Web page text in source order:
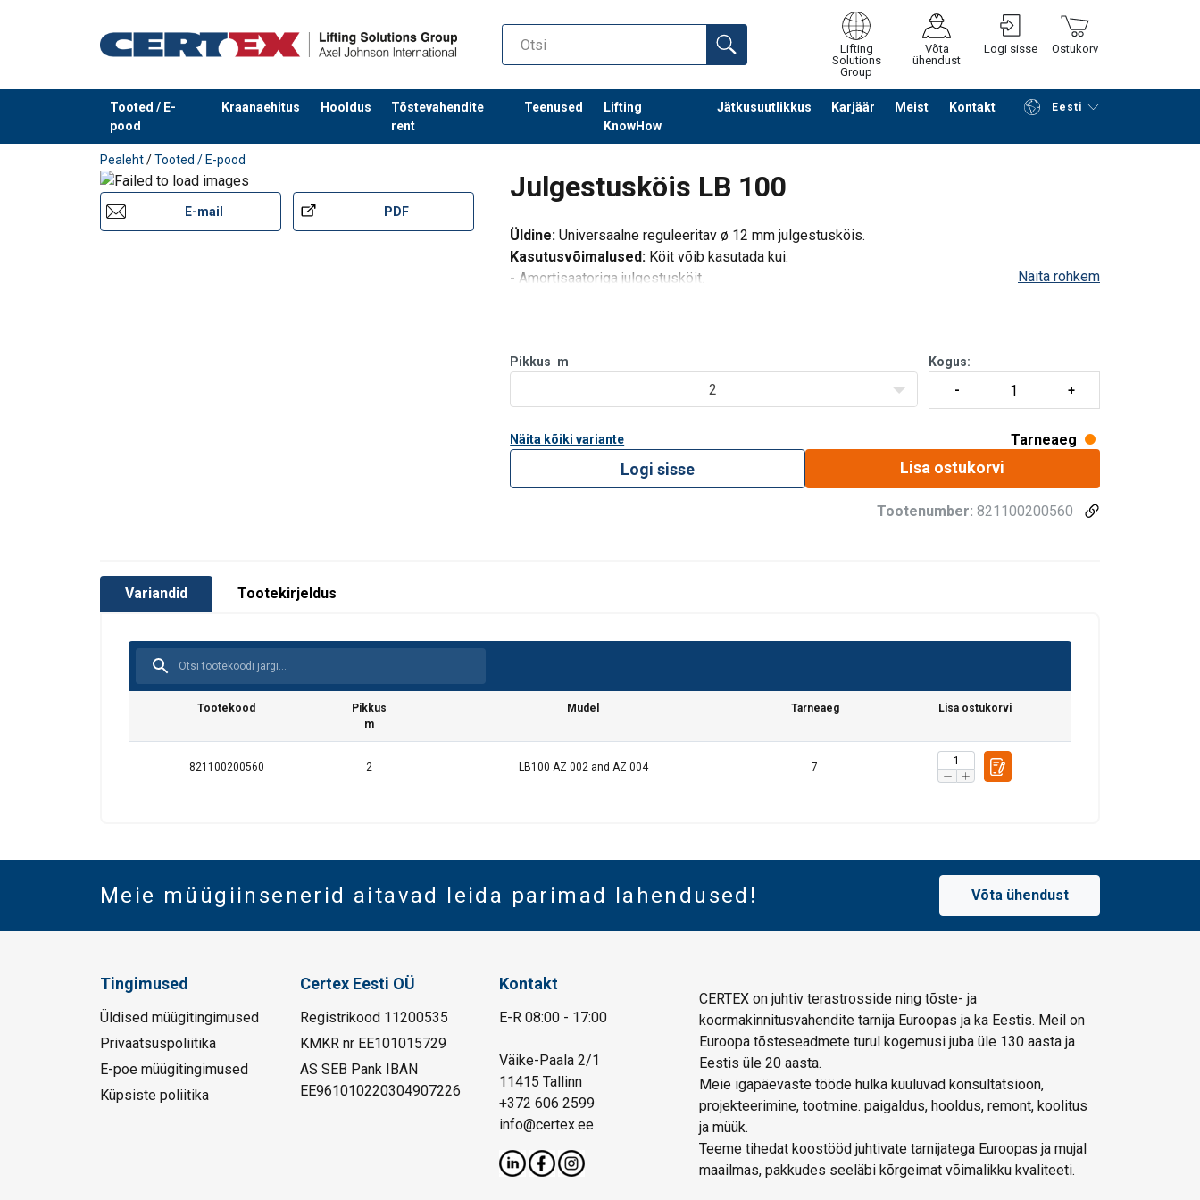
Lifting
Solutions
Group
Võta
ühendust
Logi sisse Ostukorv
Tooted / E-
pood
Kraanaehitus Hooldus
Tõstevahendite
rent
Teenused
Lifting
KnowHow
Jätkusuutlikkus Karjäär Meist Kontakt Eesti
Toode on lisatud teie päringule Jätka ostlemist Edasi ostukorvi
Pealeht/Tooted / E-pood
Julgestusköis LB 100
E-mail PDF
Üldine: Universaalne reguleeritav ø 12 mm julgestusköis.
Kasutusvõimalused: Köit võib kasutada kui:
- Amortisaatoriga julgestusköit.
Standard:
Näita rohkem
Pikkus m
2
Kogus:
Näita kõiki variante Tarneaeg
Logi sisse Lisa ostukorvi
Tootenumber: 821100200560
Variandid Tootekirjeldus
Tootekood
Pikkus
m
Mudel Tarneaeg Lisa ostukorvi
821100200560 2 LB100 AZ 002 and AZ 004 7
Märgistus:
Standard:
Meie müügiinsenerid aitavad leida parimad lahendused! Võta ühendust
Tingimused
Üldised müügitingimused
Privaatsuspoliitika
E-poe müügitingimused
Küpsiste poliitika
Certex Eesti OÜ
Registrikood 11200535
KMKR nr EE101015729
AS SEB Pank IBAN
EE961010220304907226
Kontakt
E-R 08:00 - 17:00
Väike-Paala 2/1
11415 Tallinn
+372 606 2599
info@certex.ee
CERTEX on juhtiv terastrosside ning tõste- ja
koormakinnitusvahendite tarnija Euroopas ja ka Eestis. Meil on
Euroopa tõsteseadmete turul kogemusi juba üle 130 aasta ja
Eestis üle 20 aasta.
Meie igapäevaste tööde hulka kuuluvad konsultatsioon,
projekteerimine, tootmine. paigaldus, hooldus, remont, koolitus
ja müük.
Teeme tihedat koostööd juhtivate tarnijatega Euroopas ja mujal
maailmas, pakkudes seeläbi kõrgeimat võimalikku kvaliteeti.